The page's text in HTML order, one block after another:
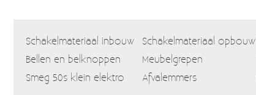
Schakelmateriaal inbouw Schakelmateriaal opbouw
Bellen en belknoppen
Meubelgrepen
Smeg 50s klein elektro
Afvalemmers